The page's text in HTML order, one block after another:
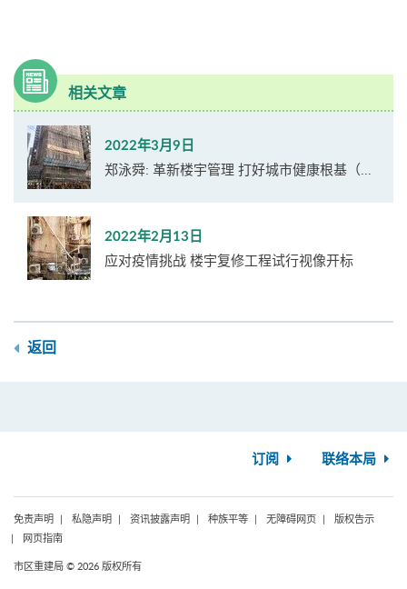
相关文章
2022年3月9日
郑泳舜: 革新楼宇管理 打好城市健康根基（...
2022年2月13日
应对疫情挑战 楼宇复修工程试行视像开标
返回
订阅 联络本局
免责声明 私隐声明 资讯披露声明 种族平等 无障碍网页
版权告示
网页指南
市区重建局 © 2026 版权所有